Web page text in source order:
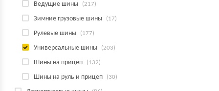
Ведущие шины (217)
Зимние грузовые шины (17)
Рулевые шины (177)
Универсальные шины (203)
Шины на прицеп (132)
Шины на руль и прицеп (30)